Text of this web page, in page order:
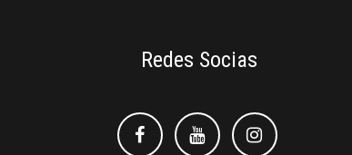
Redes Socias
FacebookFacebookInstagram